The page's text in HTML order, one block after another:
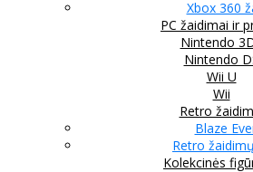
Xbox 360
PC žaidimai ir
Nintendo
Nintendo
Wii U
Wii
Retro
Blaze
Retro
Kolekcinės